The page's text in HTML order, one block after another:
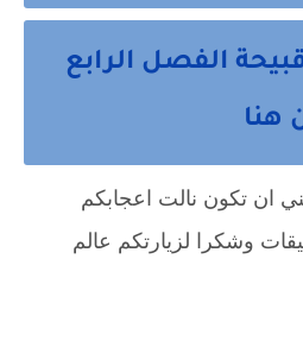
الفصل الرابع
هنا
ان تكون نالت اعجابكم
وشكرا لزيارتكم عالم